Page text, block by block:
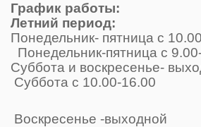
График
Летний период:
Понедельник- пятница
Понедельник-пятница с
Суббота и
Суббота с 10.00-16.00
Воскресенье -выходной